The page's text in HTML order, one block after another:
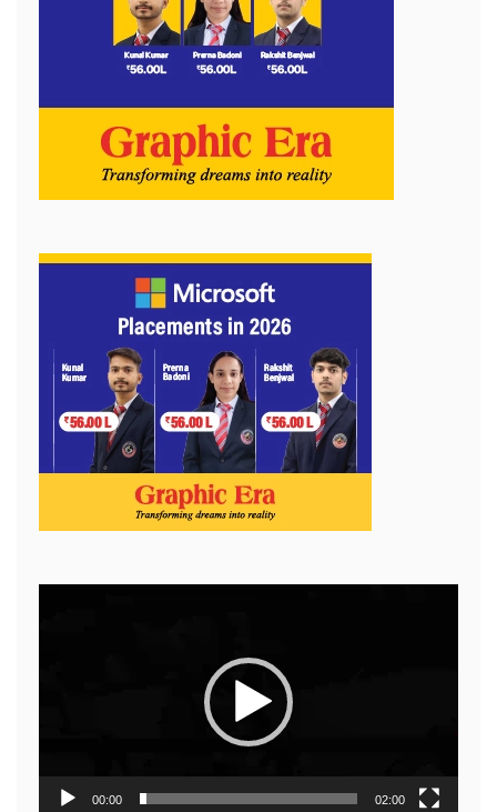
00:00 02:00